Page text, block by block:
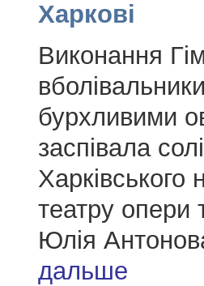
Харкові
Виконання
бурхливими
заспівала
Харківського
театру опери
Юлія
дальше